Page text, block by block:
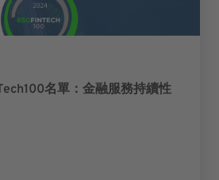
名單：金融服務持續性